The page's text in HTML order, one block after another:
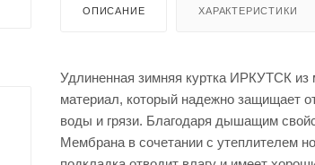
ОПИСАНИЕ ХАРАКТЕРИСТИКИ
Удлиненная зимняя куртка ИРКУТСК
материал, который надежно защищает
воды и грязи. Благодаря дышащим
Мембрана в сочетании с утеплителем